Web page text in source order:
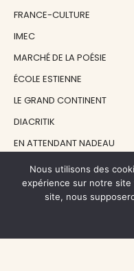
FRANCE-CULTURE
IMEC
MARCHÉ DE LA POÉSIE
ÉCOLE ESTIENNE
LE GRAND CONTINENT
DIACRITIK
EN ATTENDANT NADEAU
NOS SOUTIENS
Nous utilisons des
expérience sur notre
site, nous